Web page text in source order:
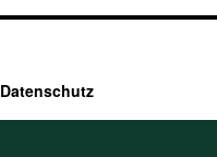
Datenschutz